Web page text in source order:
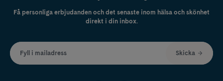
Få personliga erbjudanden och det senaste inom hälsa och skönhet
direkt i din inbox.
Fyll i mailadress Skicka